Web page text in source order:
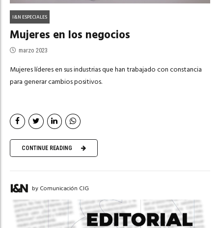
I&N ESPECIALES
Mujeres en los negocios
marzo 2023
Mujeres líderes en sus industrias que han trabajado con constancia
para generar cambios positivos.
CONTINUE READING
by Comunicación CIG